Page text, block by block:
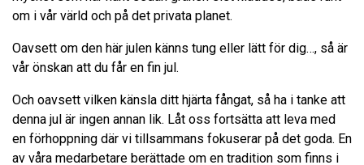
om i vår värld och på det privata planet.
Oavsett om den här julen känns tung eller lätt för dig…, så är
vår önskan att du får en fin jul.
Och oavsett vilken känsla ditt hjärta fångat, så ha i tanke att
denna jul är ingen annan lik. Låt oss fortsätta att leva med
en förhoppning där vi tillsammans fokuserar på det goda. En
av våra medarbetare berättade om en tradition som finns i